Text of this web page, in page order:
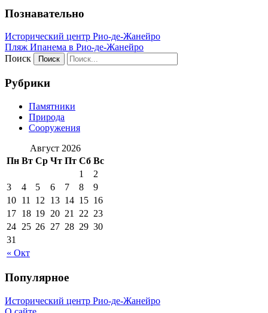
Познавательно
Исторический центр Рио-де-Жанейро
Пляж Ипанема в Рио-де-Жанейро
Поиск
Рубрики
Памятники
Природа
Сооружения
Август 2026
Пн Вт Ср Чт Пт Сб Вс
« Окт
1
2
3
4 5 6 7 8
9
10 11 12 13 14 15 16
17 18 19 20 21 22 23
24 25 26 27 28 29 30
31
Популярное
Исторический центр Рио-де-Жанейро